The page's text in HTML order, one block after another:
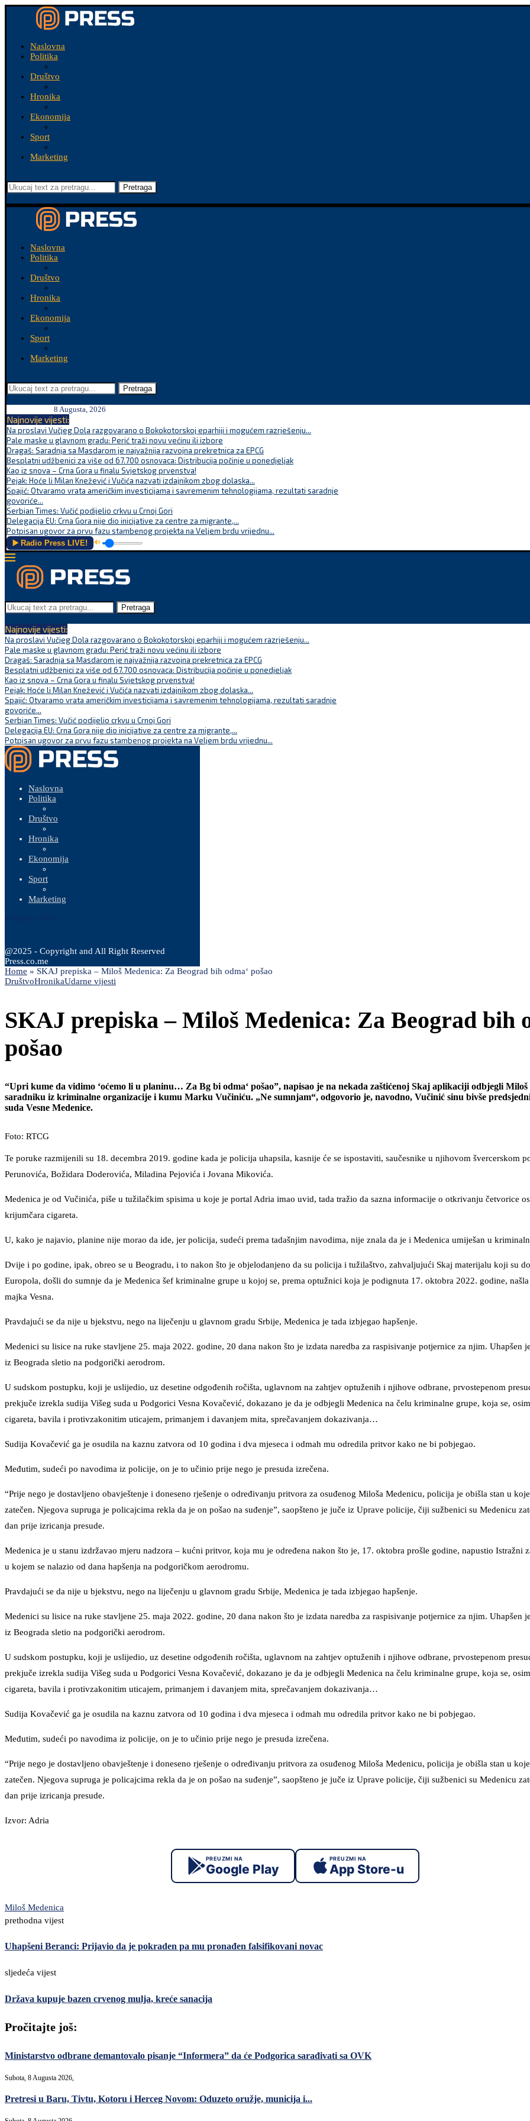
Naslovna
Politika
Društvo
Hronika
Ekonomija
Sport
Marketing
Pretraga
Naslovna
Politika
Društvo
Hronika
Ekonomija
Sport
Marketing
Pretraga
8 Augusta, 2026
Najnovije vijesti:
Na proslavi Vučjeg Dola razgovarano o Bokokotorskoj eparhiji i mogućem razrješenju...
Pale maske u glavnom gradu: Perić traži novu većinu ili izbore
Dragaš: Saradnja sa Masdarom je najvažnija razvojna prekretnica za EPCG
Besplatni udžbenici za više od 67.700 osnovaca: Distribucija počinje u ponedjeljak
Kao iz snova – Crna Gora u finalu Svjetskog prvenstva!
Pejak: Hoće li Milan Knežević i Vučića nazvati izdajnikom zbog dolaska...
Spajić: Otvaramo vrata američkim investicijama i savremenim tehnologijama, rezultati saradnje
govoriće...
Serbian Times: Vučić podijelio crkvu u Crnoj Gori
Delegacija EU: Crna Gora nije dio inicijative za centre za migrante,...
Potpisan ugovor za prvu fazu stambenog projekta na Veljem brdu vrijednu...
▶️ Radio Press LIVE! 🔊
Pretraga
Najnovije vijesti:
Na proslavi Vučjeg Dola razgovarano o Bokokotorskoj eparhiji i mogućem razrješenju...
Pale maske u glavnom gradu: Perić traži novu većinu ili izbore
Dragaš: Saradnja sa Masdarom je najvažnija razvojna prekretnica za EPCG
Besplatni udžbenici za više od 67.700 osnovaca: Distribucija počinje u ponedjeljak
Kao iz snova – Crna Gora u finalu Svjetskog prvenstva!
Pejak: Hoće li Milan Knežević i Vučića nazvati izdajnikom zbog dolaska...
Spajić: Otvaramo vrata američkim investicijama i savremenim tehnologijama, rezultati saradnje
govoriće...
Serbian Times: Vučić podijelio crkvu u Crnoj Gori
Delegacija EU: Crna Gora nije dio inicijative za centre za migrante,...
Potpisan ugovor za prvu fazu stambenog projekta na Veljem brdu vrijednu...
Naslovna
Politika
Društvo
Hronika
Ekonomija
Sport
Marketing
@2025 - Copyright and All Right Reserved
Press.co.me
Home » SKAJ prepiska – Miloš Medenica: Za Beograd bih odma‘ pošao
DruštvoHronikaUdarne vijesti
SKAJ prepiska – Miloš Medenica: Za Beograd bih
pošao
“Upri kume da vidimo ‘oćemo li u planinu… Za Bg bi odma‘ pošao”, napisao je na nekada zaštićenoj Skaj aplikaciji odbjegli Miloš
saradniku iz kriminalne organizacije i kumu Marku Vučiniću. „Ne sumnjam“, odgovorio je, navodno, Vučinić sinu bivše
suda Vesne Medenice.
Foto: RTCG
Te poruke razmijenili su 18. decembra 2019. godine kada je policija uhapsila, kasnije će se ispostaviti, saučesnike u njihovom švercerskom
Perunovića, Božidara Doderovića, Miladina Pejovića i Jovana Mikovića.
Medenica je od Vučinića, piše u tužilačkim spisima u koje je portal Adria imao uvid, tada tražio da sazna informacije o otkrivanju četvorice
krijumčara cigareta.
U, kako je najavio, planine nije morao da ide, jer policija, sudeći prema tadašnjim navodima, nije znala da je i Medenica umiješan u
Dvije i po godine, ipak, obreo se u Beogradu, i to nakon što je objelodanjeno da su policija i tužilaštvo, zahvaljujući Skaj materijalu koji su
Europola, došli do sumnje da je Medenica šef kriminalne grupe u kojoj se, prema optužnici koja je podignuta 17. oktobra 2022. godine,
majka Vesna.
Pravdajući se da nije u bjekstvu, nego na liječenju u glavnom gradu Srbije, Medenica je tada izbjegao hapšenje.
Medenici su lisice na ruke stavljene 25. maja 2022. godine, 20 dana nakon što je izdata naredba za raspisivanje potjernice za njim. Uhapšen
iz Beograda sletio na podgorički aerodrom.
U sudskom postupku, koji je uslijedio, uz desetine odgođenih ročišta, uglavnom na zahtjev optuženih i njihove odbrane, prvostepenom
prekjuče izrekla sudija Višeg suda u Podgorici Vesna Kovačević, dokazano je da je odbjegli Medenica na čelu kriminalne grupe, koja se,
cigareta, bavila i protivzakonitim uticajem, primanjem i davanjem mita, sprečavanjem dokazivanja…
Sudija Kovačević ga je osudila na kaznu zatvora od 10 godina i dva mjeseca i odmah mu odredila pritvor kako ne bi pobjegao.
Međutim, sudeći po navodima iz policije, on je to učinio prije nego je presuda izrečena.
“Prije nego je dostavljeno obavještenje i doneseno rješenje o određivanju pritvora za osuđenog Miloša Medenicu, policija je obišla stan u
zatečen. Njegova supruga je policajcima rekla da je on pošao na suđenje”, saopšteno je juče iz Uprave policije, čiji sužbenici su Medenicu
dan prije izricanja presude.
Medenica je u stanu izdržavao mjeru nadzora – kućni pritvor, koja mu je određena nakon što je, 17. oktobra prošle godine, napustio Istražni
u kojem se nalazio od dana hapšenja na podgoričkom aerodromu.
Pravdajući se da nije u bjekstvu, nego na liječenju u glavnom gradu Srbije, Medenica je tada izbjegao hapšenje.
Medenici su lisice na ruke stavljene 25. maja 2022. godine, 20 dana nakon što je izdata naredba za raspisivanje potjernice za njim. Uhapšen
iz Beograda sletio na podgorički aerodrom.
U sudskom postupku, koji je uslijedio, uz desetine odgođenih ročišta, uglavnom na zahtjev optuženih i njihove odbrane, prvostepenom
prekjuče izrekla sudija Višeg suda u Podgorici Vesna Kovačević, dokazano je da je odbjegli Medenica na čelu kriminalne grupe, koja se,
cigareta, bavila i protivzakonitim uticajem, primanjem i davanjem mita, sprečavanjem dokazivanja…
Sudija Kovačević ga je osudila na kaznu zatvora od 10 godina i dva mjeseca i odmah mu odredila pritvor kako ne bi pobjegao.
Međutim, sudeći po navodima iz policije, on je to učinio prije nego je presuda izrečena.
“Prije nego je dostavljeno obavještenje i doneseno rješenje o određivanju pritvora za osuđenog Miloša Medenicu, policija je obišla stan u
zatečen. Njegova supruga je policajcima rekla da je on pošao na suđenje”, saopšteno je juče iz Uprave policije, čiji sužbenici su Medenicu
dan prije izricanja presude.
Izvor: Adria
PREUZMI NA
Google Play
PREUZMI NA
App Store-u
Miloš Medenica
prethodna vijest
Uhapšeni Beranci: Prijavio da je pokraden pa mu pronađen falsifikovani novac
sljedeća vijest
Država kupuje bazen crvenog mulja, kreće sanacija
Pročitajte još:
Ministarstvo odbrane demantovalo pisanje “Informera” da će Podgorica sarađivati sa OVK
Subota, 8 Augusta 2026,
Pretresi u Baru, Tivtu, Kotoru i Herceg Novom: Oduzeto oružje, municija i...